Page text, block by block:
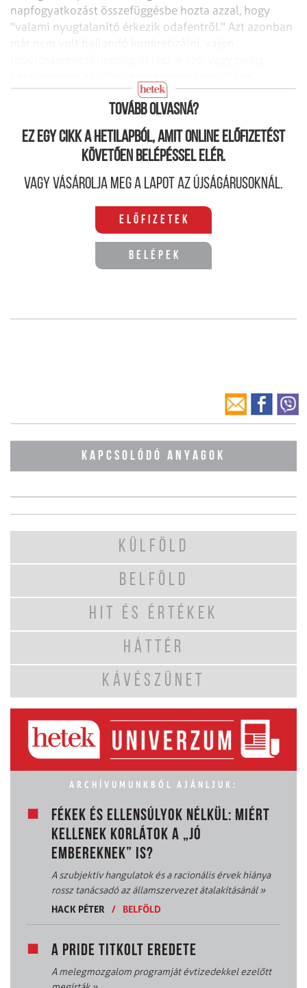
napfogyatkozást összefüggésbe hozta azzal, hogy
"valami nyugtalanító érkezik odafentről." Azt azonban
már nem volt hajlandó konkretizálni, vajon
Párizsban...
Tovább olvasná?
Ez egy cikk a hetilapból, amit online előfizetést
követően belépéssel elér.
Vagy vásárolja meg a lapot az újságárusoknál.
Előfizetek
Belépek
KAPCSOLÓDÓ ANYAGOK
KÜLFÖLD
BELFÖLD
HIT ÉS ÉRTÉKEK
HÁTTÉR
KÁVÉSZÜNET
ARCHÍVUMUNKBÓL AJÁNLJUK:
FÉKEK ÉS ELLENSÚLYOK NÉLKÜL: MIÉRT
KELLENEK KORLÁTOK A „JÓ
EMBEREKNEK” IS?
A szubjektív hangulatok és a racionális érvek hiánya
rossz tanácsadó az államszervezet átalakításánál»
HACK PÉTER
/ BELFÖLD
A PRIDE TITKOLT EREDETE
A melegmozgalom programját évtizedekkel ezelőtt